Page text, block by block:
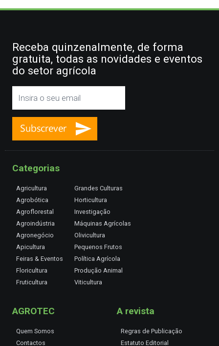
Receba quinzenalmente, de forma
gratuita, todas as novidades e eventos
do setor agrícola
Categorias
Agricultura
Agrobótica
Agroflorestal
Agroindústria
Agronegócio
Apicultura
Feiras & Eventos
Floricultura
Fruticultura
Grandes Culturas
Horticultura
Investigação
Máquinas Agrícolas
Olivicultura
Pequenos Frutos
Política Agrícola
Produção Animal
Viticultura
AGROTEC
Quem Somos
Contactos
A revista
Regras de Publicação
Estatuto Editorial